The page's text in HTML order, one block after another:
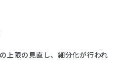
上限の見直し、細分化が行われ